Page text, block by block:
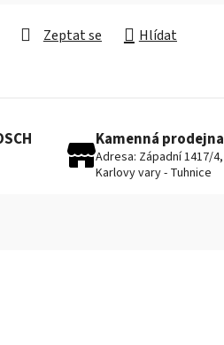
Zeptat se Hlídat
Kamenná prodejna
Adresa: Západní 1417/4,
Karlovy vary - Tuhnice